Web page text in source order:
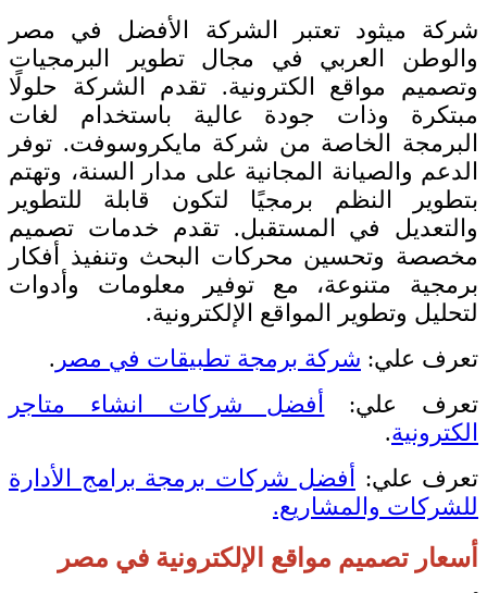
شركة ميثود تعتبر الشركة الأفضل في مصر
والوطن العربي في مجال تطوير البرمجيات
وتصميم مواقع الكترونية. تقدم الشركة حلولًا
مبتكرة وذات جودة عالية باستخدام لغات
البرمجة الخاصة من شركة مايكروسوفت. توفر
الدعم والصيانة المجانية على مدار السنة، وتهتم
بتطوير النظم برمجيًا لتكون قابلة للتطوير
والتعديل في المستقبل. تقدم خدمات تصميم
مخصصة وتحسين محركات البحث وتنفيذ أفكار
برمجية متنوعة، مع توفير معلومات وأدوات
لتحليل وتطوير المواقع الإلكترونية.
تعرف علي: شركة برمجة تطبيقات في مصر .
تعرف علي: أفضل شركات انشاء متاجر
الكترونية.
تعرف علي: أفضل شركات برمجة برامج الأدارة
للشركات والمشاريع.
أسعار تصميم مواقع الإلكترونية في مصر